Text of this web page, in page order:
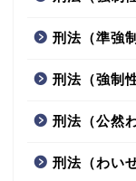
刑法（準強
刑法（強制
刑法（公然
刑法（わい